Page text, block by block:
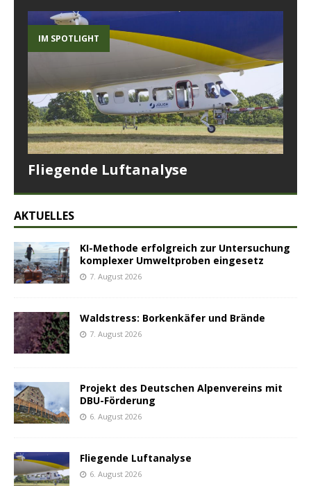
IM SPOTLIGHT
Fliegende Luftanalyse
AKTUELLES
KI-Methode erfolgreich zur Untersuchung
komplexer Umweltproben eingesetz
7. August 2026
Waldstress: Borkenkäfer und Brände
7. August 2026
Projekt des Deutschen Alpenvereins mit
DBU-Förderung
6. August 2026
Fliegende Luftanalyse
6. August 2026